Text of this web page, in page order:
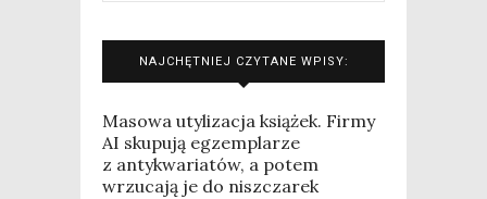
NAJCHĘTNIEJ CZYTANE WPISY:
Masowa utylizacja książek. Firmy
AI skupują egzemplarze
z antykwariatów, a potem
wrzucają je do niszczarek